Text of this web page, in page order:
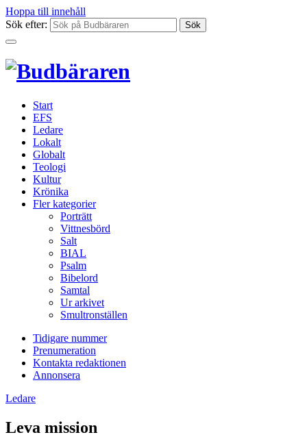
Hoppa till innehåll
Sök efter:
Start
EFS
Ledare
Lokalt
Globalt
Teologi
Kultur
Krönika
Fler kategorier
Porträtt
Vittnesbörd
Salt
BIAL
Psalm
Bibelord
Samtal
Ur arkivet
Smultronställen
Tidigare nummer
Prenumeration
Kontakta redaktionen
Annonsera
Ledare
Leva mission